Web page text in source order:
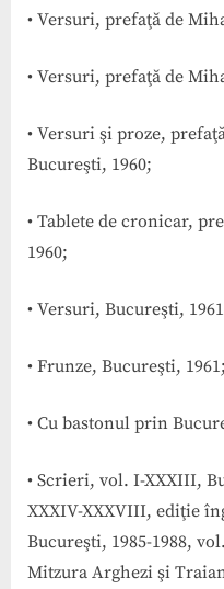
• Versuri, prefaţă de
• Versuri, prefaţă de
• Versuri şi proze,
Bucureşti, 1960;
• Tablete de cronicar,
1960;
• Versuri, Bucureşti,
• Frunze, Bucureşti, 1961;
• Cu bastonul prin
• Scrieri, vol. I-XXXIII,
XXXIV-XXXVIII, ediţie
Bucureşti, 1985-1988,
Mitzura Arghezi şi